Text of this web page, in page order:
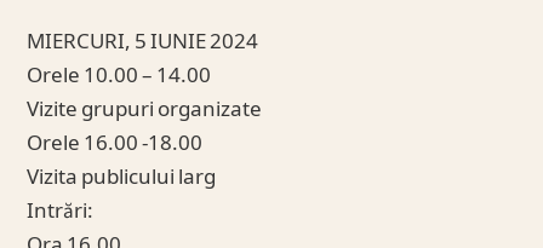
MIERCURI, 5 IUNIE 2024
Orele 10.00 – 14.00
Vizite grupuri organizate
Orele 16.00 -18.00
Vizita publicului larg
Intrări: